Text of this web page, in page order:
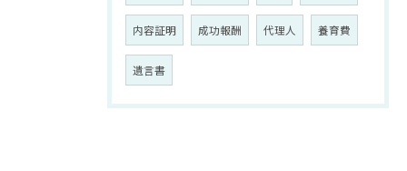
内容証明 成功報酬 代理人 養育費
遺言書